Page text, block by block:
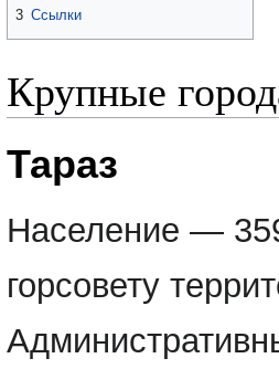
3 Ссылки
Крупные
Тараз
Население —
горсовету